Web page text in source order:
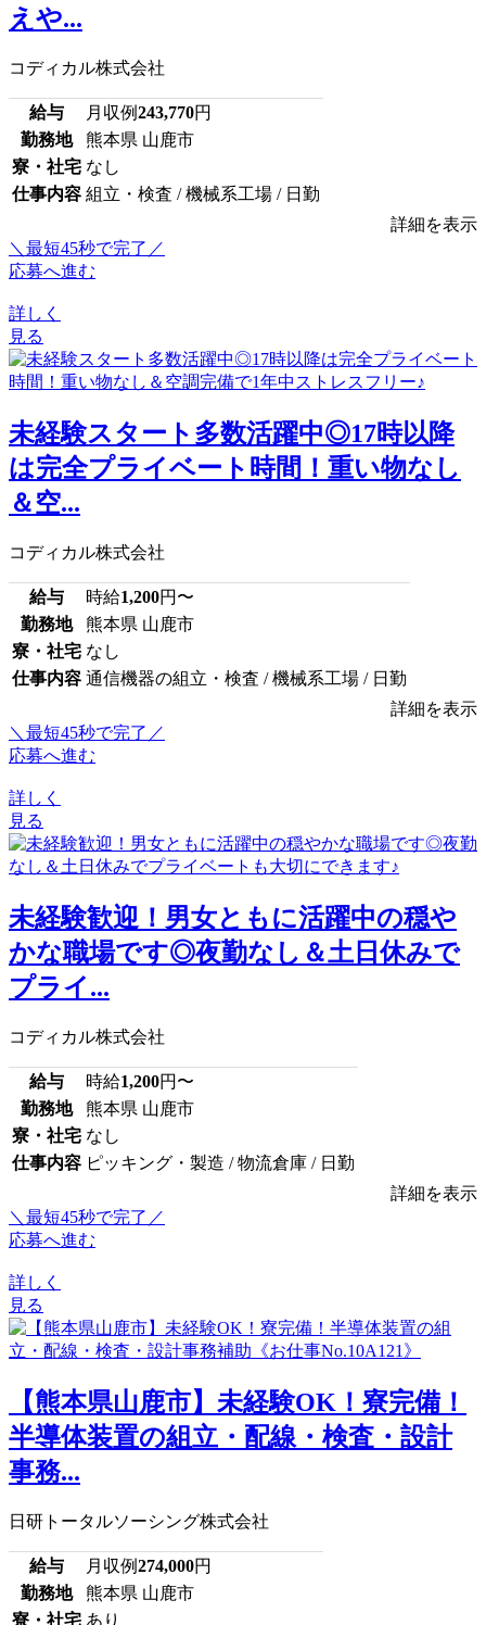
えや...
コディカル株式会社
給与 月収例243,770円
勤務地
熊本県 山鹿市
寮・社宅 なし
仕事内容 組立・検査 / 機械系工場 / 日勤
詳細を表示
＼最短45秒で完了／
応募へ進む
詳しく
見る
未経験スタート多数活躍中◎17時以降
は完全プライベート時間！重い物なし
＆空...
コディカル株式会社
給与 時給1,200円〜
勤務地
熊本県 山鹿市
寮・社宅 なし
仕事内容 通信機器の組立・検査 / 機械系工場 / 日勤
詳細を表示
＼最短45秒で完了／
応募へ進む
詳しく
見る
未経験歓迎！男女ともに活躍中の穏や
かな職場です◎夜勤なし＆土日休みで
プライ...
コディカル株式会社
給与 時給1,200円〜
勤務地
熊本県 山鹿市
寮・社宅 なし
仕事内容 ピッキング・製造 / 物流倉庫 / 日勤
詳細を表示
＼最短45秒で完了／
応募へ進む
詳しく
見る
【熊本県山鹿市】未経験OK！寮完備！
半導体装置の組立・配線・検査・設計
事務...
日研トータルソーシング株式会社
給与 月収例274,000円
勤務地
熊本県 山鹿市
寮・社宅 あり